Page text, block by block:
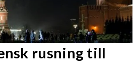
rusning till